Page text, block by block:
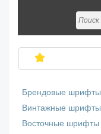
Брендовые шрифты
Винтажные шрифты
Восточные шрифты